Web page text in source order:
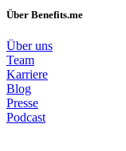
Über Benefits.me
Über uns
Team
Karriere
Blog
Presse
Podcast